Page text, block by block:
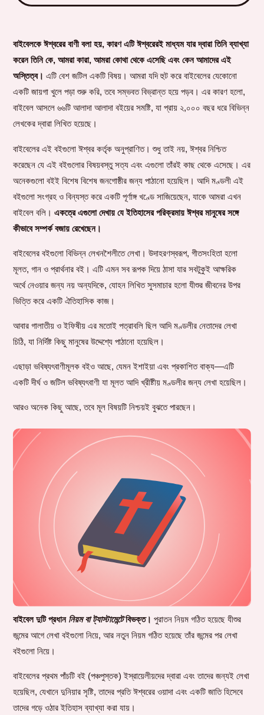
বাইবেলকে ঈশ্বরের বাণী বলা হয়, কারণ এটি ঈশ্বরেরই মাধ্যম যার দ্বারা তিনি ব্যাখ্যা
করেন তিনি কে, আমরা কারা, আমরা কোথা থেকে এসেছি এবং কেন আমাদের এই
অস্তিত্ব।এটি বেশ জটিল একটি বিষয়। আমরা যদি হুট করে বাইবেলের যেকোনো
একটি জায়গা খুলে পড়া শুরু করি, তবে সম্ভবত বিভ্রান্ত হয়ে পড়ব। এর কারণ হলো,
বাইবেল আসলে ৬৬টি আলাদা আলাদা বইয়ের সমষ্টি, যা প্রায় ২,০০০ বছর ধরে বিভিন্ন
লেখকের দ্বারা লিখিত হয়েছে।
বাইবেলের এই বইগুলো ঈশ্বর কর্তৃক অনুপ্রাণিত। শুধু তাই নয়, ঈশ্বর নিশ্চিত
করেছেন যে এই বইগুলোর বিষয়বস্তু সত্য এবং এগুলো তাঁরই কাছ থেকে এসেছে। এর
অনেকগুলো বইই বিশেষ বিশেষ জনগোষ্ঠীর জন্য পাঠানো হয়েছিল। আদি মণ্ডলী এই
বইগুলো সংগ্রহ ও বিন্যস্ত করে একটি পূর্ণাঙ্গ খণ্ডে সাজিয়েছেন, যাকে আমরা এখন
বাইবেল বলি।একত্রে এগুলো দেখায় যে ইতিহাসের পরিক্রমায় ঈশ্বর মানুষের সঙ্গে
কীভাবে সম্পর্ক বজায় রেখেছেন।
বাইবেলের বইগুলো বিভিন্ন লেখনশৈলীতে লেখা। উদাহরণস্বরূপ, গীতসংহিতা হলো
মূলত, গান ও প্রার্থনার বই। এটি এমন সব রূপক দিয়ে ঠাসা যার সবটুকুই আক্ষরিক
অর্থে নেওয়ার জন্য নয় অন্যদিকে, যোহন লিখিত সুসমাচার হলো যীশুর জীবনের উপর
ভিত্তি করে একটি ঐতিহাসিক কাজ।
আবার গালাতীয় ও ইফিষীয় এর মতোই পত্রাবলি ছিল আদি মণ্ডলীর নেতাদের লেখা
চিঠি, যা নির্দিষ্ট কিছু মানুষের উদ্দেশ্যে পাঠানো হয়েছিল।
এছাড়া ভবিষ্যৎবাণীমূলক বইও আছে, যেমন ইশাইয়া এবং প্রকাশিত বাক্য—এটি
একটি দীর্ঘ ও জটিল ভবিষ্যৎবাণী যা মূলত আদি খ্রীষ্টীয় মণ্ডলীর জন্য লেখা হয়েছিল।
আরও অনেক কিছু আছে, তবে মূল বিষয়টি নিশ্চয়ই বুঝতে পারছেন।
বাইবেল দুটি প্রধান নিয়ম বা ট্যাস্টামেন্টেবিভক্ত। পুরাতন নিয়ম গঠিত হয়েছে যীশুর
জন্মের আগে লেখা বইগুলো নিয়ে, আর নতুন নিয়ম গঠিত হয়েছে তাঁর জন্মের পর লেখা
বইগুলো নিয়ে।
বাইবেলের প্রথম পাঁচটি বই (পঞ্চপুস্তক) ইস্রায়েলীয়দের দ্বারা এবং তাদের জন্যই লেখা
হয়েছিল, যেখানে দুনিয়ার সৃষ্টি, তাদের প্রতি ঈশ্বরের ওয়াদা এবং একটি জাতি হিসেবে
তাদের গড়ে ওঠার ইতিহাস ব্যাখ্যা করা যায়।